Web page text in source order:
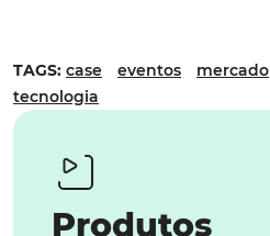
TAGS: case eventos mercado
tecnologia
Produtos